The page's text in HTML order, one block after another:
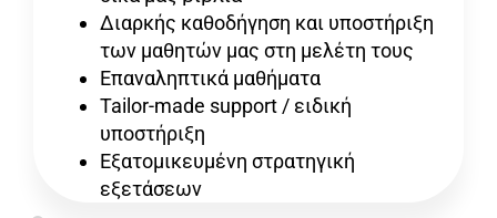
Διαρκής καθοδήγηση και υποστήριξη
των μαθητών μας στη μελέτη τους
Επαναληπτικά μαθήματα
Tailor-made support / ειδική
υποστήριξη
Εξατομικευμένη στρατηγική
εξετάσεων